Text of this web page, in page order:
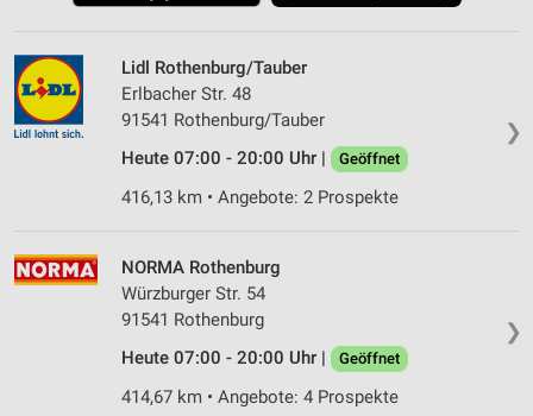
❯
Lidl Rothenburg/Tauber
Erlbacher Str. 48
91541 Rothenburg/Tauber
Heute 07:00 - 20:00 Uhr |
Geöffnet
416,13 km • Angebote: 2 Prospekte
❯
NORMA Rothenburg
Würzburger Str. 54
91541 Rothenburg
Heute 07:00 - 20:00 Uhr |
Geöffnet
414,67 km • Angebote: 4 Prospekte